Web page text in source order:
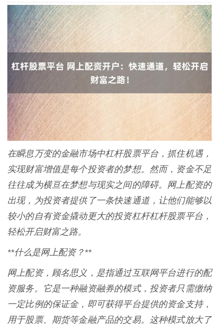
在瞬息万变的金融市场中杠杆股票平台，抓住机遇，
实现财富增值是每个投资者的梦想。然而，资金不足
往往成为横亘在梦想与现实之间的障碍。网上配资的
出现，为投资者提供了一条快速通道，让他们能够以
较小的自有资金撬动更大的投资杠杆杠杆股票平台，
轻松开启财富之路。
**什么是网上配资？**
网上配资，顾名思义，是指通过互联网平台进行的配
资服务。它是一种融资融券的模式，投资者只需缴纳
一定比例的保证金，即可获得平台提供的资金支持，
用于股票、期货等金融产品的交易。这种模式放大了